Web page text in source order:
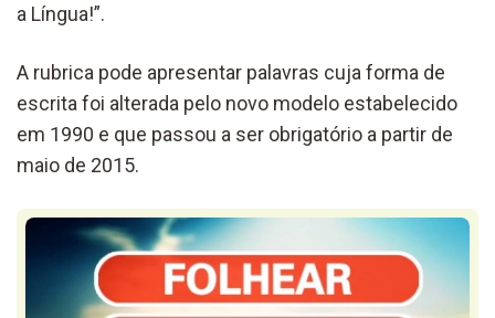
a Língua!”.
A rubrica pode apresentar palavras cuja forma de
escrita foi alterada pelo novo modelo estabelecido
em 1990 e que passou a ser obrigatório a partir de
maio de 2015.